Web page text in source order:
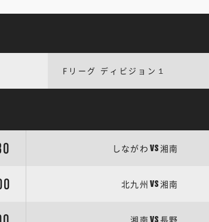
Fリーグ ディビジョン１
しながわ VS 湘南
北九州 VS 湘南
湘南 VS長野